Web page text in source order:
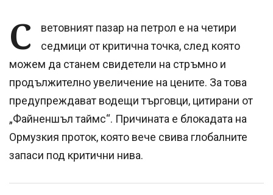
С
ветовният пазар на петрол е на четири
седмици от критична точка, след която
можем да станем свидетели на стръмно и
продължително увеличение на цените. За това
предупреждават водещи търговци, цитирани от
„Файненшъл таймс“. Причината е блокадата на
Ормузкия проток, която вече свива глобалните
запаси под критични нива.